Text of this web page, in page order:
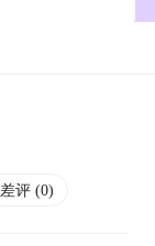
差评 (0)